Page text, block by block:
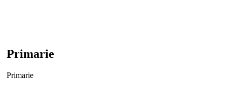
Primarie
Primarie